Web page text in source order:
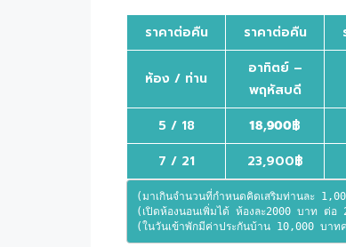
ราคาต่อคืน ราคาต่อคืน
ห้อง / ท่าน
อาทิตย์ –
พฤหัสบดี
5 / 18
18,900฿
7 / 21
23,900฿
(มาเกินจำนวนที่กำหนดคิดเสริมท่านละ
(เปิดห้องนอนเพิ่มได้ ห้องละ2000 บาท ต่อ
(ในวันเข้าพักมีค่าประกันบ้าน 10,000 บาท